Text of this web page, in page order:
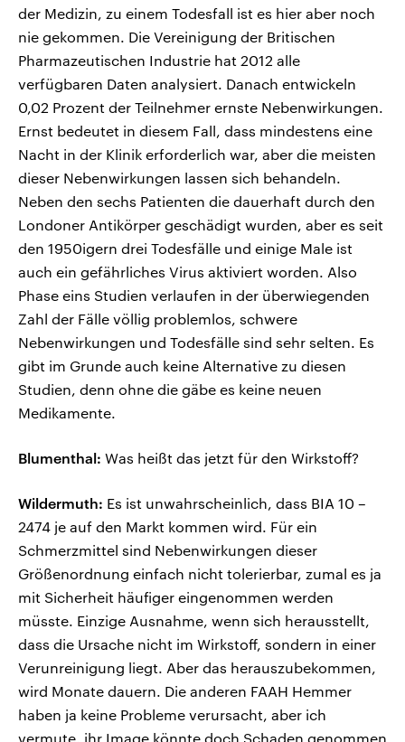
der Medizin, zu einem Todesfall ist es hier aber noch
nie gekommen. Die Vereinigung der Britischen
Pharmazeutischen Industrie hat 2012 alle
verfügbaren Daten analysiert. Danach entwickeln
0,02 Prozent der Teilnehmer ernste Nebenwirkungen.
Ernst bedeutet in diesem Fall, dass mindestens eine
Nacht in der Klinik erforderlich war, aber die meisten
dieser Nebenwirkungen lassen sich behandeln.
Neben den sechs Patienten die dauerhaft durch den
Londoner Antikörper geschädigt wurden, aber es seit
den 1950igern drei Todesfälle und einige Male ist
auch ein gefährliches Virus aktiviert worden. Also
Phase eins Studien verlaufen in der überwiegenden
Zahl der Fälle völlig problemlos, schwere
Nebenwirkungen und Todesfälle sind sehr selten. Es
gibt im Grunde auch keine Alternative zu diesen
Studien, denn ohne die gäbe es keine neuen
Medikamente.
Blumenthal: Was heißt das jetzt für den Wirkstoff?
Wildermuth: Es ist unwahrscheinlich, dass BIA 10 –
2474 je auf den Markt kommen wird. Für ein
Schmerzmittel sind Nebenwirkungen dieser
Größenordnung einfach nicht tolerierbar, zumal es ja
mit Sicherheit häufiger eingenommen werden
müsste. Einzige Ausnahme, wenn sich herausstellt,
dass die Ursache nicht im Wirkstoff, sondern in einer
Verunreinigung liegt. Aber das herauszubekommen,
wird Monate dauern. Die anderen FAAH Hemmer
haben ja keine Probleme verursacht, aber ich
vermute, ihr Image könnte doch Schaden genommen